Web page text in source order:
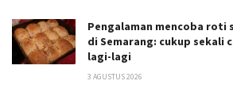
Pengalaman mencoba roti
di Semarang: cukup sekali
lagi-lagi
3 AGUSTUS 2026